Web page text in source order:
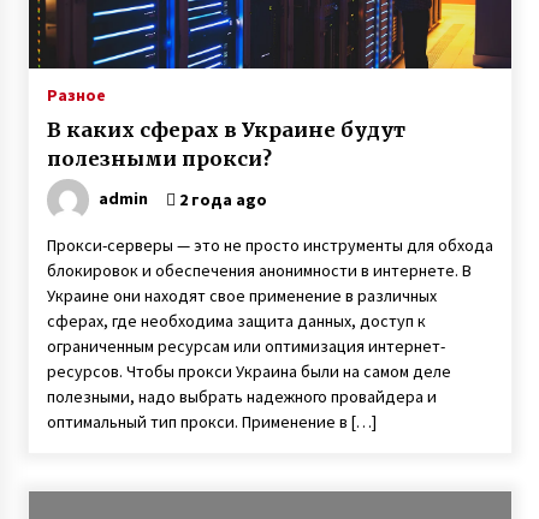
Разное
В каких сферах в Украине будут
полезными прокси?
admin 2 года ago
Прокси-серверы — это не просто инструменты для обхода
блокировок и обеспечения анонимности в интернете. В
Украине они находят свое применение в различных
сферах, где необходима защита данных, доступ к
ограниченным ресурсам или оптимизация интернет-
ресурсов. Чтобы прокси Украина были на самом деле
полезными, надо выбрать надежного провайдера и
оптимальный тип прокси. Применение в […]